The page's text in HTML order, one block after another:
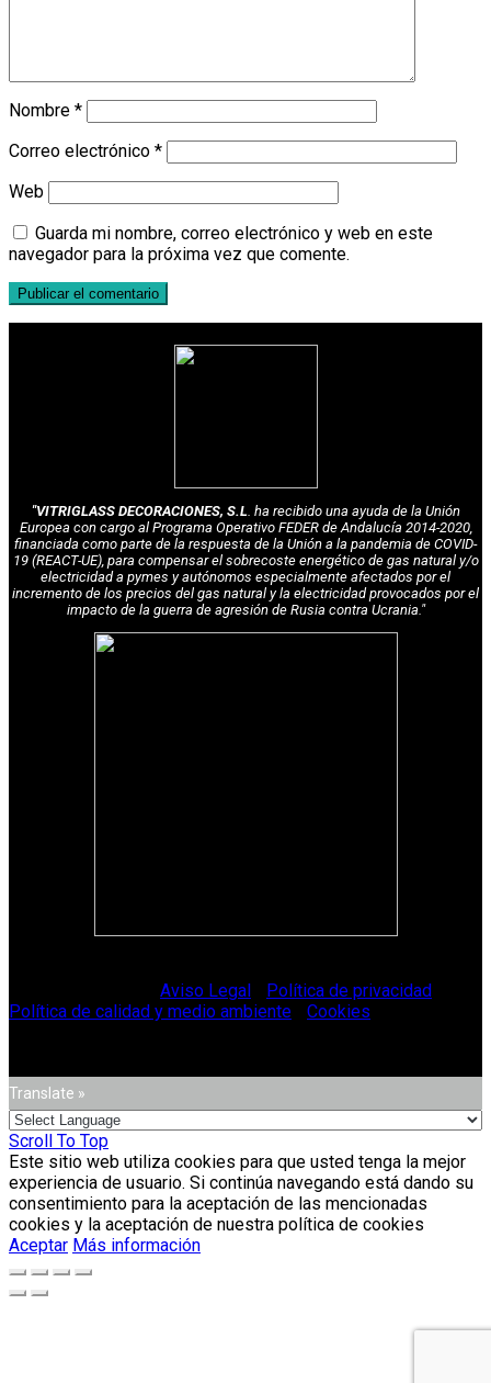
Nombre *
Correo electrónico *
Web
Guarda mi nombre, correo electrónico y web en este
navegador para la próxima vez que comente.
"VITRIGLASS DECORACIONES, S.L. ha recibido una ayuda de la Unión
Europea con cargo al Programa Operativo FEDER de Andalucía 2014-2020,
financiada como parte de la respuesta de la Unión a la pandemia de COVID-
19 (REACT-UE), para compensar el sobrecoste energético de gas natural y/o
electricidad a pymes y autónomos especialmente afectados por el
incremento de los precios del gas natural y la electricidad provocados por el
impacto de la guerra de agresión de Rusia contra Ucrania."
Aviso Legal Política de privacidad
Política de calidad y medio ambiente
Cookies
Translate »
Scroll To Top
Este sitio web utiliza cookies para que usted tenga la mejor
experiencia de usuario. Si continúa navegando está dando su
consentimiento para la aceptación de las mencionadas
cookies y la aceptación de nuestra política de cookies
Aceptar Más información